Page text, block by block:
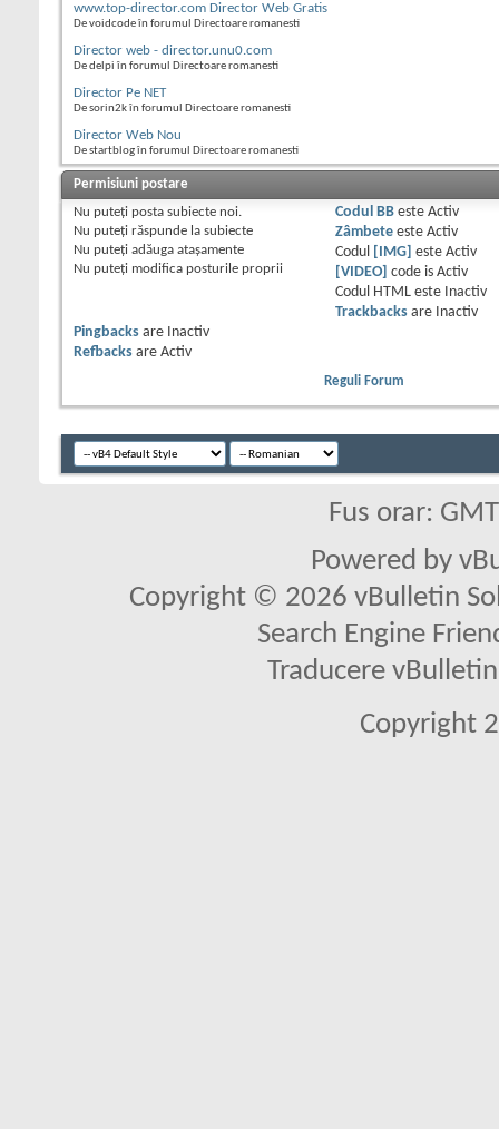
www.top-director.com Director Web Gratis
De voidcode în forumul Directoare romanesti
Director web - director.unu0.com
De delpi în forumul Directoare romanesti
Director Pe NET
De sorin2k în forumul Directoare romanesti
Director Web Nou
De startblog în forumul Directoare romanesti
Permisiuni postare
Nu puteţi posta subiecte noi.
Nu puteţi răspunde la subiecte
Nu puteţi adăuga ataşamente
Nu puteţi modifica posturile proprii
Codul BBeste Activ
Zâmbeteeste Activ
Codul
[IMG] este Activ
[VIDEO]
code is Activ
Codul HTML este
Inactiv
Trackbacksare
Inactiv
Pingbacks are
Inactiv
Refbacks are Activ
Reguli Forum
Fus orar:
Powered by
Copyright © 2026 vBulletin
Search Engine
Traducere
Copyright